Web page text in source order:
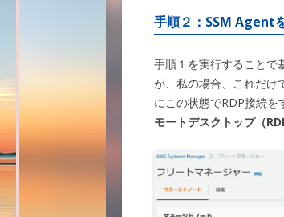
手順２： SSM Agent
手順１を実行することで
が、私の場合、これだけ
にこの状態でRDP接続
モートデスクトップ（